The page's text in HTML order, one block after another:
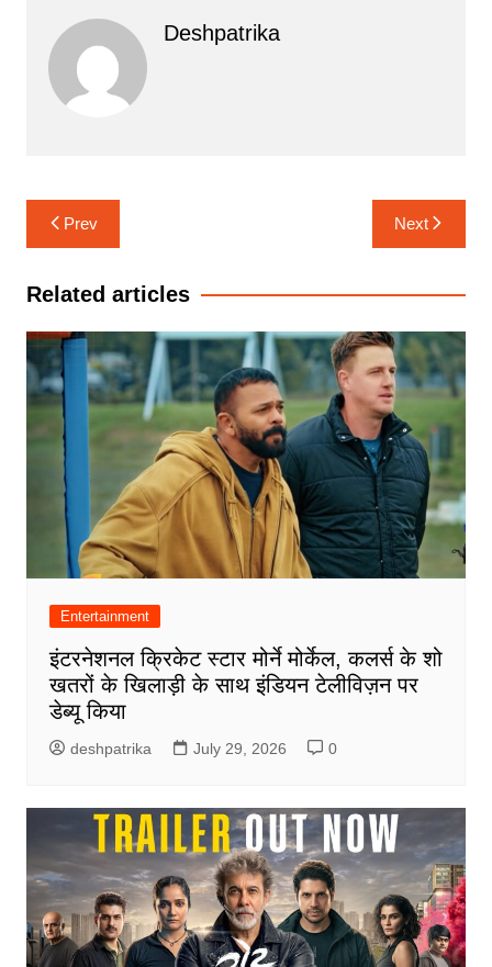
Deshpatrika
Post
navigation
Prev Next
Related articles
Entertainment
इंटरनेशनल क्रिकेट स्टार मोर्ने मोर्केल, कलर्स के शो
खतरों के खिलाड़ी के साथ इंडियन टेलीविज़न पर
डेब्यू किया
deshpatrika July 29, 2026 0